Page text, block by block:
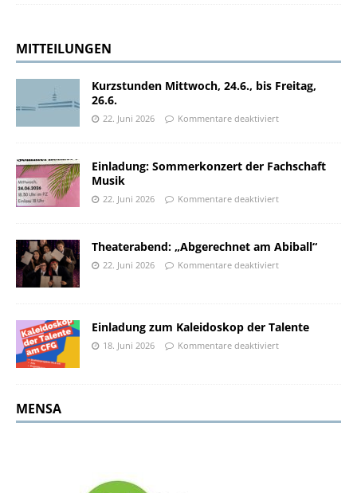
MITTEILUNGEN
Kurzstunden Mittwoch, 24.6., bis Freitag,
26.6.
22. Juni 2026 Kommentare deaktiviert
Einladung: Sommerkonzert der Fachschaft
Musik
22. Juni 2026 Kommentare deaktiviert
Theaterabend: „Abgerechnet am Abiball“
22. Juni 2026 Kommentare deaktiviert
Einladung zum Kaleidoskop der Talente
18. Juni 2026 Kommentare deaktiviert
MENSA